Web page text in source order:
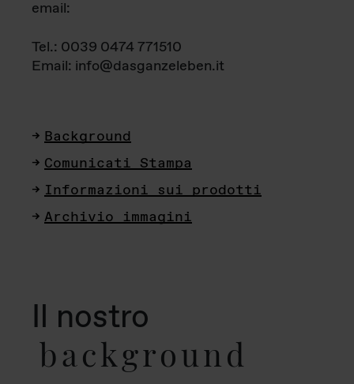
email:
Tel.: 0039 0474 771510
Email: info@dasganzeleben.it
Background
Comunicati Stampa
Informazioni sui prodotti
Archivio immagini
Il nostro
background